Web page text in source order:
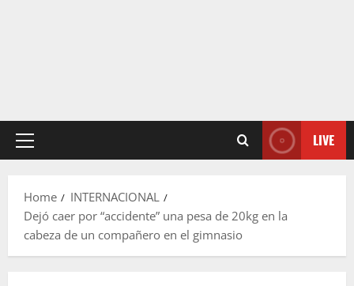
Primary
LIVE
Home
INTERNACIONAL
Dejó caer por “accidente” una pesa de 20kg en la
cabeza de un compañero en el gimnasio